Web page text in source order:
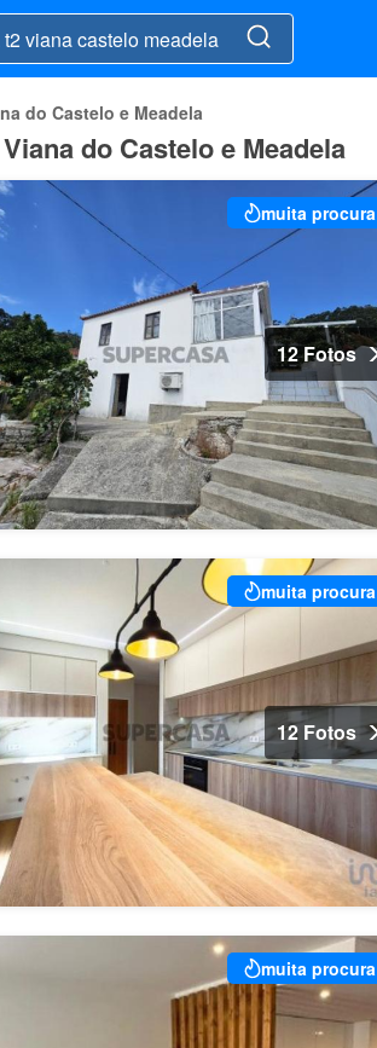
do Castelo e Meadela
do Castelo e Meadela
muita procura
12 Fotos
muita procura
12 Fotos
muita procura